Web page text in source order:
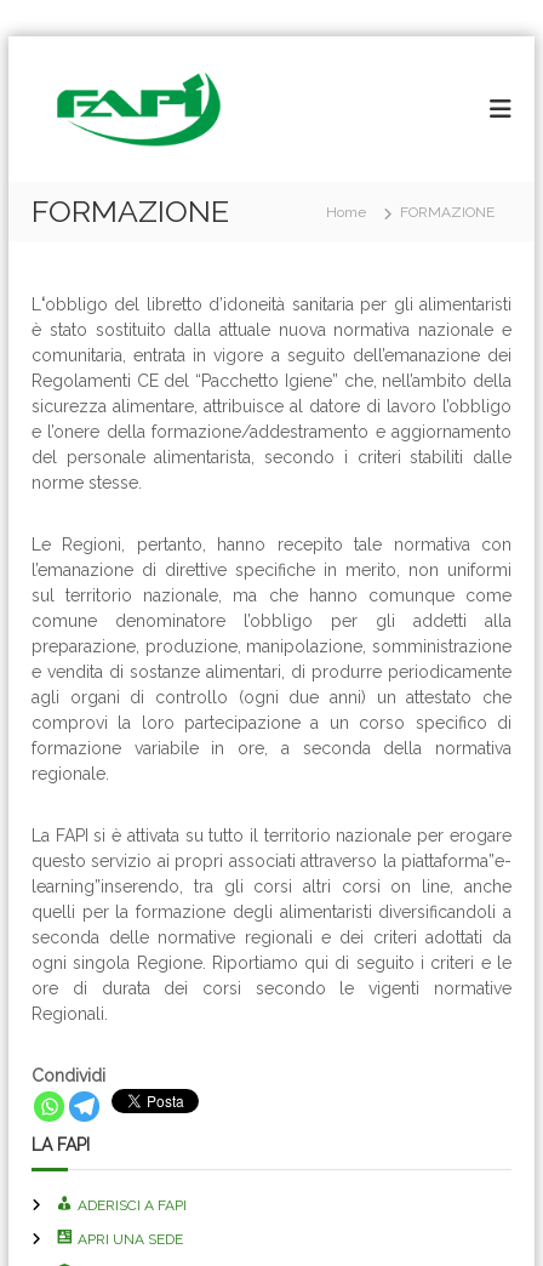
FORMAZIONE Home FORMAZIONE
‘obbligo del libretto d’idoneità sanitaria per gli alimentaristi
è stato sostituito dalla attuale nuova normativa nazionale e
comunitaria, entrata in vigore a seguito dell’emanazione dei
Regolamenti CE del “Pacchetto Igiene” che, nell’ambito della
sicurezza alimentare, attribuisce al datore di lavoro l’obbligo
e l’onere della formazione/addestramento e aggiornamento
del personale alimentarista, secondo i criteri stabiliti dalle
norme stesse.
Le Regioni, pertanto, hanno recepito tale normativa con
l’emanazione di direttive specifiche in merito, non uniformi
sul territorio nazionale, ma che hanno comunque come
comune denominatore l’obbligo per gli addetti alla
preparazione, produzione, manipolazione, somministrazione
e vendita di sostanze alimentari, di produrre periodicamente
agli organi di controllo (ogni due anni) un attestato che
comprovi la loro partecipazione a un corso specifico di
formazione variabile in ore, a seconda della normativa
regionale.
La FAPI si è attivata su tutto il territorio nazionale per erogare
questo servizio ai propri associati attraverso la piattaforma”e-
learning”inserendo, tra gli corsi altri corsi on line, anche
quelli per la formazione degli alimentaristi diversificandoli a
seconda delle normative regionali e dei criteri adottati da
ogni singola Regione. Riportiamo qui di seguito i criteri e le
ore di durata dei corsi secondo le vigenti normative
Regionali.
Condividi
LA FAPI
ADERISCI A FAPI
APRI UNA SEDE